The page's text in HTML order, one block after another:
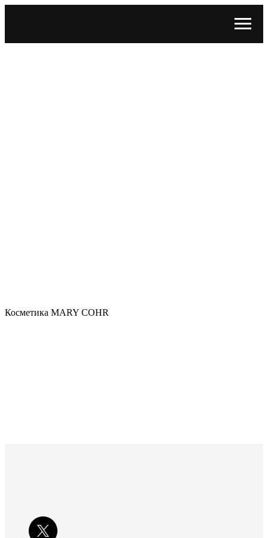
Косметика MARY COHR